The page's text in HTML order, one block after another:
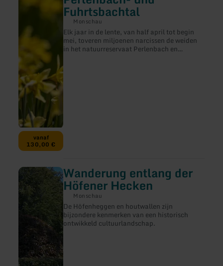
vanaf
130,00 €
Fuhrtsbachtal
Monschau
Elk jaar in de lente, van half april tot begin
mei, toveren miljoenen narcissen de weiden
in het natuurreservaat Perlenbach en
Fuhrtsbachtal
Wanderung entlang der
Höfener Hecken
Monschau
De Höfenheggen en houtwallen zijn
bijzondere kenmerken van een historisch
ontwikkeld cultuurlandschap.
meer
informatie
over:
Wanderung
entlang
Höfener
Hecken